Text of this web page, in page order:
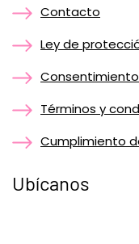
Contacto
Ley de
Términos y
Cumplimiento
Ubícanos